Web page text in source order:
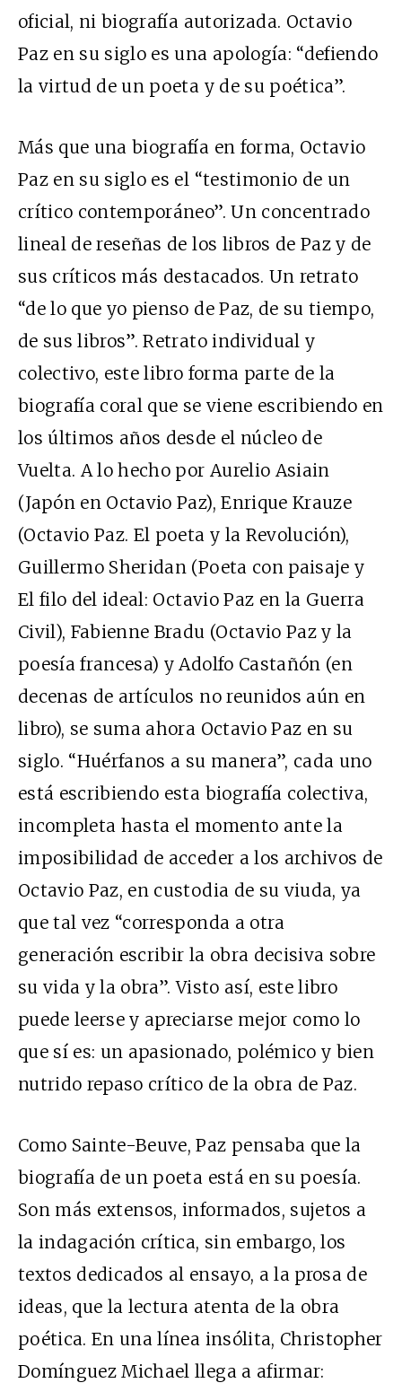
oficial, ni biografía autorizada. Octavio
Paz en su siglo es una apología: “defiendo
la virtud de un poeta y de su poética”.
Más que una biografía en forma, Octavio
Paz en su siglo es el “testimonio de un
crítico contemporáneo”. Un concentrado
lineal de reseñas de los libros de Paz y de
sus críticos más destacados. Un retrato
“de lo que yo pienso de Paz, de su tiempo,
de sus libros”. Retrato individual y
colectivo, este libro forma parte de la
biografía coral que se viene escribiendo en
los últimos años desde el núcleo de
Vuelta. A lo hecho por Aurelio Asiain
(Japón en Octavio Paz), Enrique Krauze
(Octavio Paz. El poeta y la Revolución),
Guillermo Sheridan (Poeta con paisaje y
El filo del ideal: Octavio Paz en la Guerra
Civil), Fabienne Bradu (Octavio Paz y la
poesía francesa) y Adolfo Castañón (en
decenas de artículos no reunidos aún en
libro), se suma ahora Octavio Paz en su
siglo. “Huérfanos a su manera”, cada uno
está escribiendo esta biografía colectiva,
incompleta hasta el momento ante la
imposibilidad de acceder a los archivos de
Octavio Paz, en custodia de su viuda, ya
que tal vez “corresponda a otra
generación escribir la obra decisiva sobre
su vida y la obra”. Visto así, este libro
puede leerse y apreciarse mejor como lo
que sí es: un apasionado, polémico y bien
nutrido repaso crítico de la obra de Paz.
Como Sainte-Beuve, Paz pensaba que la
biografía de un poeta está en su poesía.
Son más extensos, informados, sujetos a
la indagación crítica, sin embargo, los
textos dedicados al ensayo, a la prosa de
ideas, que la lectura atenta de la obra
poética. En una línea insólita, Christopher
Domínguez Michael llega a afirmar: